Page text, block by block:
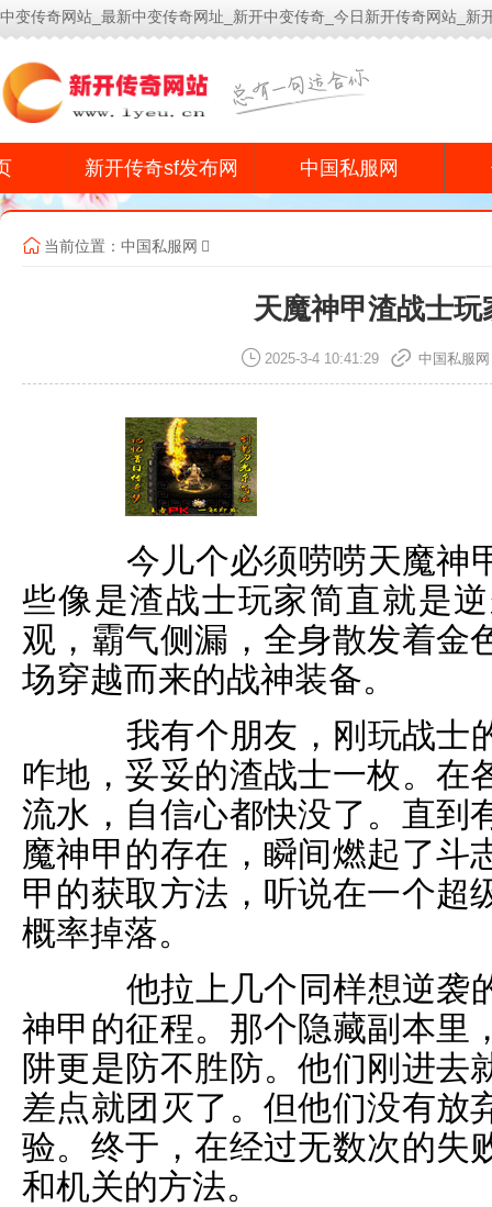
中变传奇网站_最新中变传奇网址_新开中变传奇_今日新开传奇网站_新
新开传奇sf发布网 中国私服网
当前位置： 中国私服网
天魔神甲渣战士
2025-3-4 10:41:29 中国私服网
今儿个必须唠唠天魔神
些像是渣战士玩家简直就是
观，霸气侧漏，全身散发着金
场穿越而来的战神装备。
我有个朋友，刚玩战士
咋地，妥妥的渣战士一枚。在
流水，自信心都快没了。直到
魔神甲的存在，瞬间燃起了斗
甲的获取方法，听说在一个超
概率掉落。
他拉上几个同样想逆袭
神甲的征程。那个隐藏副本里
阱更是防不胜防。他们刚进去
差点就团灭了。但他们没有放
验。终于，在经过无数次的失
和机关的方法。